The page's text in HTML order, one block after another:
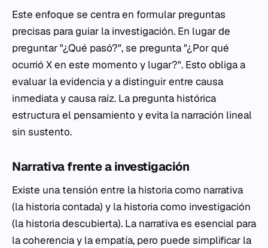
Este enfoque se centra en formular preguntas
precisas para guiar la investigación. En lugar de
preguntar "¿Qué pasó?", se pregunta "¿Por qué
ocurrió X en este momento y lugar?". Esto obliga a
evaluar la evidencia y a distinguir entre causa
inmediata y causa raíz. La pregunta histórica
estructura el pensamiento y evita la narración lineal
sin sustento.
Narrativa frente a investigación
Existe una tensión entre la historia como narrativa
(la historia contada) y la historia como investigación
(la historia descubierta). La narrativa es esencial para
la coherencia y la empatía, pero puede simplificar la